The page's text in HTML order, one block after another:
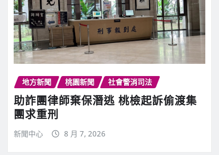
地方新聞 桃園新聞 社會警消司法
助詐團律師棄保潛逃 桃檢起訴偷渡集
團求重刑
新聞中心 8 月 7, 2026